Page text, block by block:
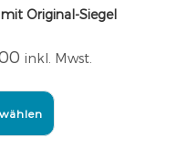
Original-Siegel
inkl. Mwst.